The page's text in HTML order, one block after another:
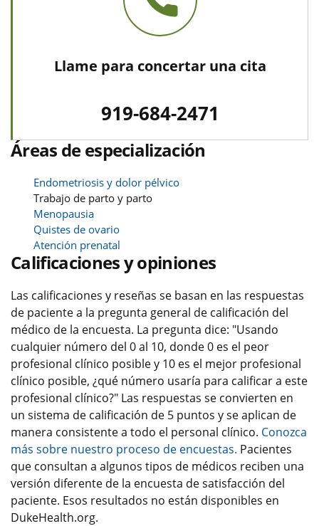
Llame para concertar una cita
919-684-2471
Áreas de especialización
Endometriosis y dolor pélvico
Trabajo de parto y parto
Menopausia
Quistes de ovario
Atención prenatal
Calificaciones y opiniones
Las calificaciones y reseñas se basan en las respuestas
de paciente a la pregunta general de calificación del
médico de la encuesta. La pregunta dice: "Usando
cualquier número del 0 al 10, donde 0 es el peor
profesional clínico posible y 10 es el mejor profesional
clínico posible, ¿qué número usaría para calificar a este
profesional clínico?" Las respuestas se convierten en
un sistema de calificación de 5 puntos y se aplican de
manera consistente a todo el personal clínico. Conozca
más sobre nuestro proceso de encuestas. Pacientes
que consultan a algunos tipos de médicos reciben una
versión diferente de la encuesta de satisfacción del
paciente. Esos resultados no están disponibles en
DukeHealth.org.